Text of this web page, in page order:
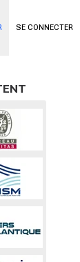
SE CONNECTER